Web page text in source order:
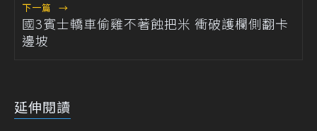
下一篇 →
國3賓士轎車偷雞不著蝕把米 衝破護欄側翻卡
邊坡
延伸閱讀